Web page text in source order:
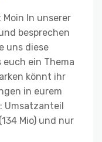
In unserer
besprechen
uns diese
ein Thema
könnt ihr
in eurem
Umsatzanteil
Mio) und nur